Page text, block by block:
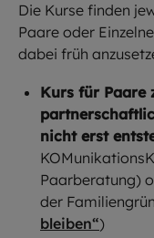
Die Kurse finden
Paare oder
dabei früh
Kurs für Paare
nicht erst
Paarberatung)
der
bleiben“)